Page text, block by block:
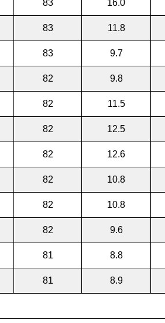
83 16.0
83 11.8
83 9.7
82 9.8
82 11.5
82 12.5
82 12.6
82 10.8
82 10.8
82 9.6
81 8.8
81 8.9